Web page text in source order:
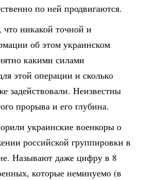
по ней продвигаются.
что никакой точной и
об этом украинском
какими силами
этой операции и сколько
задействовали. Неизвестны
прорыва и его глубина.
украинские военкоры о
российской группировки в
Называют даже цифру в 8
которые неминуемо (в